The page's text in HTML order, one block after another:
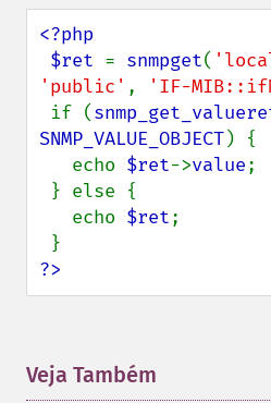
<?php
$ret = snmpget(
'public' , 'IF-
if (
SNMP_VALUE_OBJECT) {
   echo
$ret->value;
   echo
$ret;
?>
Veja Também